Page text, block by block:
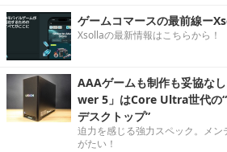
ゲームコマースの最前線ー
Xsollaの最新情報はこちらから！
AAAゲームも制作も妥協な
wer 5」はCore Ultra世代の
デスクトップ”
迫力を感じる強力スペック。メン
がたい！